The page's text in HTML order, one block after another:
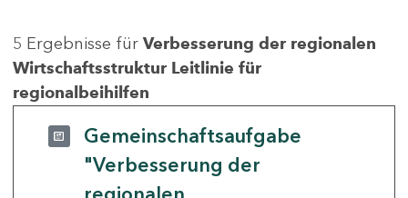
5 Ergebnisse für Verbesserung der regionalen
Wirtschaftsstruktur Leitlinie für
regionalbeihilfen
Gemeinschaftsaufgabe
"Verbesserung der